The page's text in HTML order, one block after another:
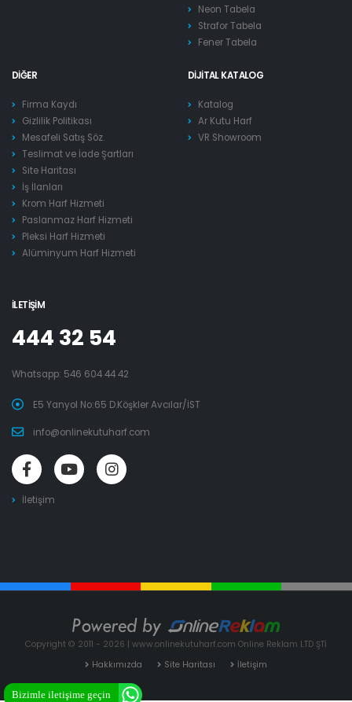
Neon Tabela
Strafor Tabela
Fener Tabela
DIĞER
Firma Kaydı
Gizlilik Politikası
Mesafeli Satış Söz.
Teslimat ve İade Şartları
Site Haritası
İş İlanları
Krom Harf Hizmeti
Paslanmaz Harf Hizmeti
Pleksi Harf Hizmeti
Alüminyum Harf Hizmeti
DIJITAL KATALOG
Katalog
Ar Kutu Harf
VR Showroom
İLETIŞIM
444 32 54
Whatsapp: 546 604 44 42
E5 Yanyol No:65 D.Köşkler Avcılar/İST
info@onlinekutuharf.com
İletişim
Copyright © 2011 - 2026 | www.onlinekutuharf.com Online Reklam LTD ŞTİ
Hakkımızda
Site Haritası İletişim
Bizimle iletişime geçin